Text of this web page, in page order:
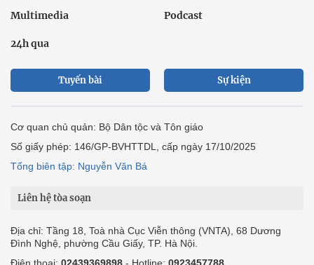
Multimedia Podcast
24h qua
Tuyến bài Sự kiện
Cơ quan chủ quản: Bộ Dân tộc và Tôn giáo
Số giấy phép: 146/GP-BVHTTDL, cấp ngày 17/10/2025
Tổng biên tập: Nguyễn Văn Bá
Liên hệ tòa soạn
Địa chỉ: Tầng 18, Toà nhà Cục Viễn thông (VNTA), 68 Dương
Đình Nghệ, phường Cầu Giấy, TP. Hà Nội.